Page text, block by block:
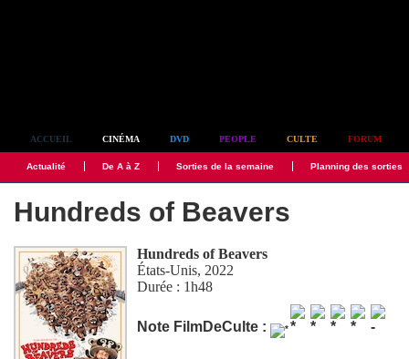
ACCUEIL CINÉMA DVD PEOPLE CULTE FORUM
Actualité De A à Z Sorties de la semaine Planning des sorties
Hundreds of Beavers
Hundreds of Beavers
États-Unis, 2022
Durée : 1h48
Note FilmDeCulte :